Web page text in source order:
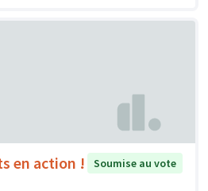
en action !
Soumise au vote